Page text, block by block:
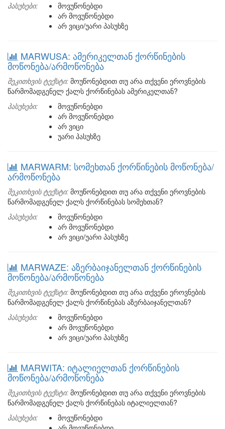
პასუხები:
მოვუწონებდი
არ მოვუწონებდი
არ ვიცი/უარი პასუხზე
MARWUSA: ამერიკელთან ქორწინების
მოწონება/არმოწონება
შეკითხვის ტექსტი: მოუწონებდით თუ არა თქვენი ეროვნების
წარმომადგენელ ქალს ქორწინებას ამერიკელთან?
პასუხები:
მოვუწონებდი
არ მოვუწონებდი
არ ვიცი
უარი პასუხზე
MARWARM: სომეხთან ქორწინების მოწონება/
არმოწონება
შეკითხვის ტექსტი: მოუწონებდით თუ არა თქვენი ეროვნების
წარმომადგენელ ქალს ქორწინებას სომეხთან?
პასუხები:
მოვუწონებდი
არ მოვუწონებდი
არ ვიცი/უარი პასუხზე
MARWAZE: აზერბაიჯანელთან ქორწინების
მოწონება/არმოწონება
შეკითხვის ტექსტი: მოუწონებდით თუ არა თქვენი ეროვნების
წარმომადგენელ ქალს ქორწინებას აზერბაიჯანელთან?
პასუხები:
მოვუწონებდი
არ მოვუწონებდი
არ ვიცი/უარი პასუხზე
MARWITA: იტალიელთან ქორწინების
მოწონება/არმოწონება
შეკითხვის ტექსტი: მოუწონებდით თუ არა თქვენი ეროვნების
წარმომადგენელ ქალს ქორწინებას იტალიელთან?
პასუხები:
მოვუწონებდი